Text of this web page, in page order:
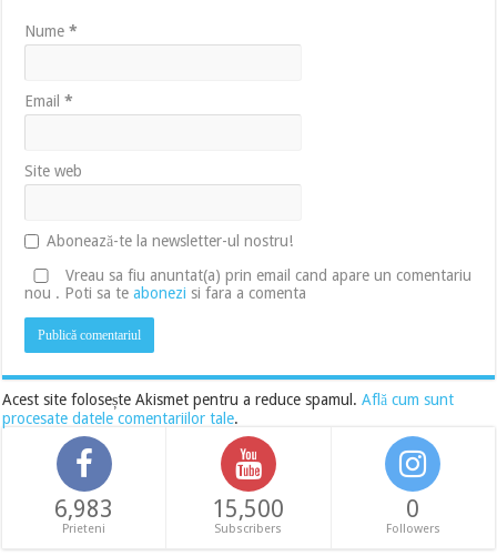
Nume*
Email*
Site web
Abonează-te la newsletter-ul nostru!
Vreau sa fiu anuntat(a) prin email cand apare un comentariu
nou . Poti sa teabonezi si fara a comenta
Acest site folosește Akismet pentru a reduce spamul.Află cum sunt
procesate datele comentariilor tale.
6,983
Prieteni
15,500
Subscribers
0
Followers